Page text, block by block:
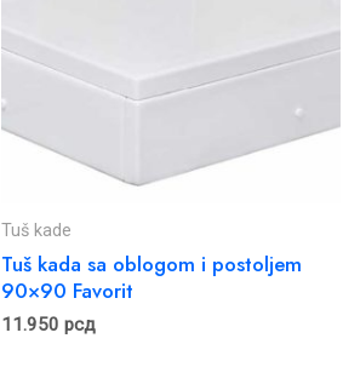
Tuš kade
Tuš kada sa oblogom i postoljem
90×90 Favorit
11.950 рсд